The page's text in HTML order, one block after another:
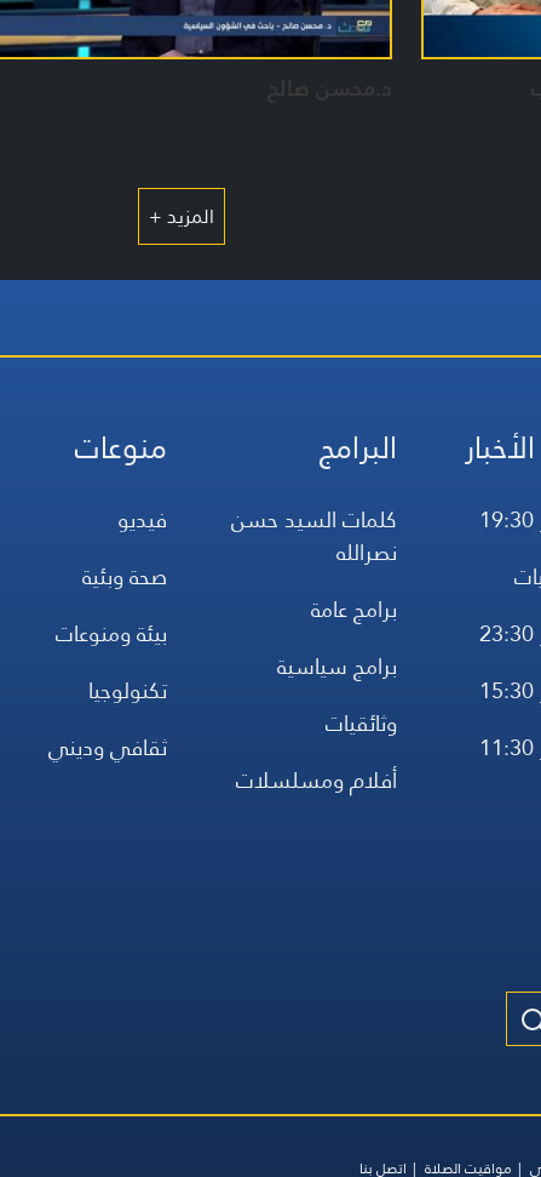
د.محسن صالح
المزيد +
البرامج
كلمات السيد حسن
نصرالله
برامج عامة
برامج سياسية
وثائقيات
أفلام ومسلسلات
منوعات
فيديو
صحة وبئية
بيئة ومنوعات
تكنولوجيا
ثقافي وديني
مواقيت الصلاة اتصل بنا